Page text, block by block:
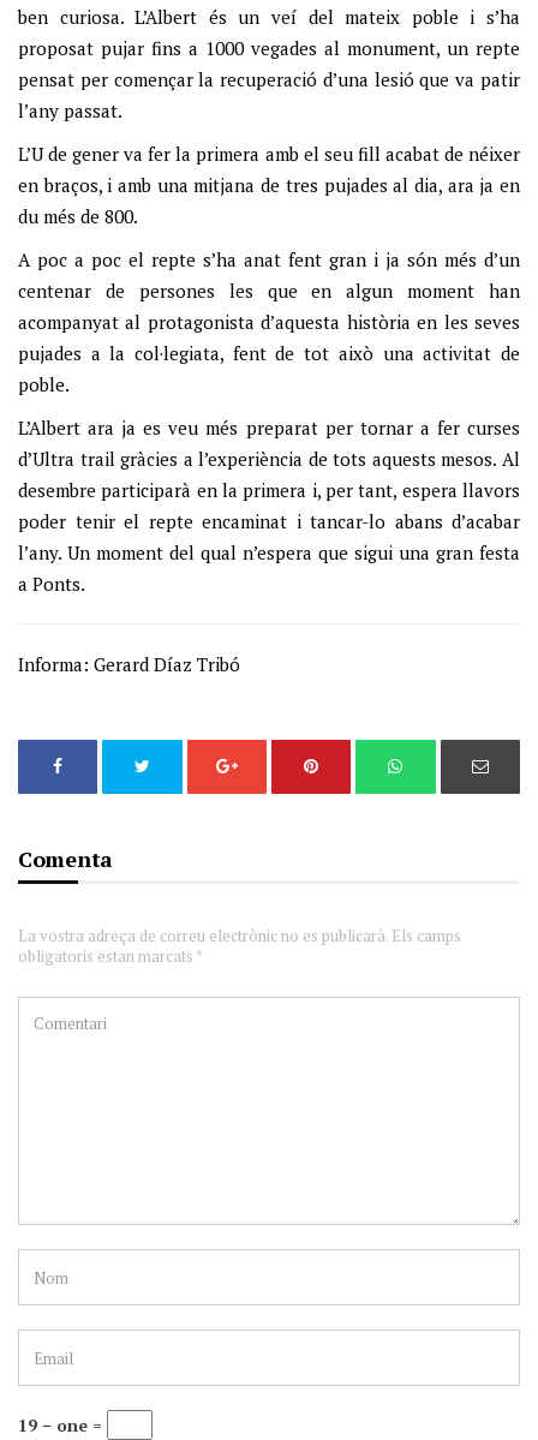
ben curiosa. L’Albert és un veí del mateix poble i s’ha
proposat pujar fins a 1000 vegades al monument, un repte
pensat per començar la recuperació d’una lesió que va patir
l’any passat.
L’U de gener va fer la primera amb el seu fill acabat de néixer
en braços, i amb una mitjana de tres pujades al dia, ara ja en
du més de 800.
A poc a poc el repte s’ha anat fent gran i ja són més d’un
centenar de persones les que en algun moment han
acompanyat al protagonista d’aquesta història en les seves
pujades a la col·legiata, fent de tot això una activitat de
poble.
L’Albert ara ja es veu més preparat per tornar a fer curses
d’Ultra trail gràcies a l’experiència de tots aquests mesos. Al
desembre participarà en la primera i, per tant, espera llavors
poder tenir el repte encaminat i tancar-lo abans d’acabar
l’any. Un moment del qual n’espera que sigui una gran festa
a Ponts.
Informa: Gerard Díaz Tribó
Comenta
La vostra adreça de correu electrònic no es publicarà. Els camps
obligatoris estan marcats *
19 − one =